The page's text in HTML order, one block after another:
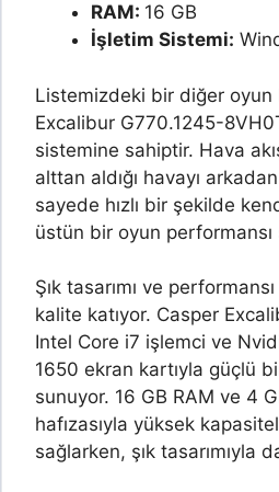
RAM: 16 GB
İşletim Sistemi:
Listemizdeki bir diğer oyun
Excalibur G770.1245-
sistemine sahiptir. Hava
alttan aldığı havayı
sayede hızlı bir şekilde
üstün bir oyun performansı
Şık tasarımı ve
kalite katıyor. Casper
Intel Core i7 işlemci ve
1650 ekran kartıyla güçlü
sunuyor. 16 GB RAM ve 4
hafızasıyla yüksek
sağlarken, şık tasarımıyla